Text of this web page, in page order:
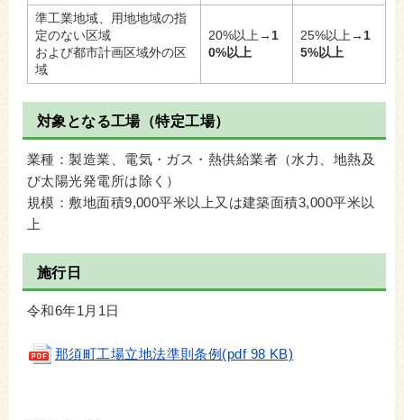
準工業地域、用地地域の指
定のない区域
および都市計画区域外の区
域
20%以上→ 1
0%以上
25%以上→ 1
5%以上
対象となる工場（特定工場）
業種：製造業、電気・ガス・熱供給業者（水力、地熱及
び太陽光発電所は除く）
規模：敷地面積9,000平米以上又は建築面積3,000平米以
上
施行日
令和6年1月1日
那須町工場立地法準則条例(pdf 98 KB)